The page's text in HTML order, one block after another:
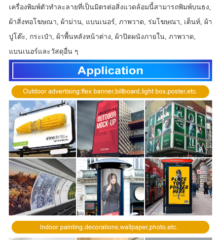
ขนาดบรรจุ
เครื่อง 1.6 ม. (2.7 *
เครื่อง 1.9 ม. (3.1 *
เครื่องพิมพ์ตัวทำละลายที่เป็นมิตรต่อสิ่งแวดล้อมนี้สามารถพิมพ์บนธง,
ผ้าสิ่งทอโฆษณา, ผ้าม่าน, แบนเนอร์, ภาพวาด, ร่มโฆษณา, เต็นท์, ผ้า
ปูโต๊ะ, กระเป๋า, ผ้าพื้นหลังหน้าต่าง, ผ้าปิดผนังภายใน, ภาพวาด,
แบนเนอร์และวัสดุอื่น ๆ